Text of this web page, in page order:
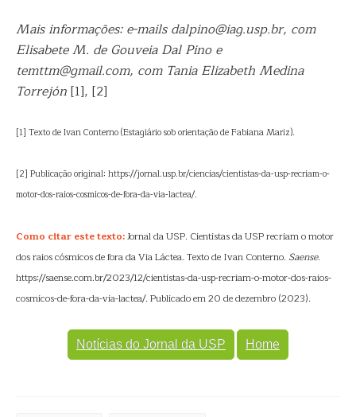
Mais informações: e-mails dalpino@iag.usp.br, com
Elisabete M. de Gouveia Dal Pino e
temttm@gmail.com, com Tania Elizabeth Medina
Torrejón[1], [2]
[1] Texto de Ivan Conterno (Estagiário sob orientação de Fabiana Mariz).
[2] Publicação original: https://jornal.usp.br/ciencias/cientistas-da-usp-recriam-o-
motor-dos-raios-cosmicos-de-fora-da-via-lactea/.
Como citar este texto:Jornal da USP. Cientistas da USP recriam o motor
dos raios cósmicos de fora da Via Láctea. Texto de Ivan Conterno. Saense.
https://saense.com.br/2023/12/cientistas-da-usp-recriam-o-motor-dos-raios-
cosmicos-de-fora-da-via-lactea/. Publicado em 20 de dezembro (2023).
Notícias do Jornal da USP Home